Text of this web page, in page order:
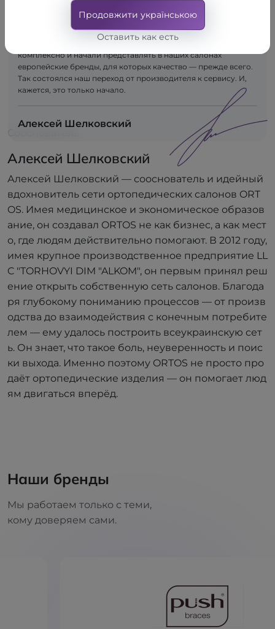
сопровождение, внимательный подбор. Так появился
«Ортос» — как сеть салонов, основанная на заботе и
комплексно и начали представлять в наших салонах
европейские бренды, для которых качество — прежде всего.
Так состоялся наш переход от производителя к сервису. И,
кажется, это только начало.
Алексей Шелковский
Алексей Шелковский
Алексей Шелковский — сооснователь и идейный
вдохновитель сети ортопедических салонов ORT
OS. Имея медицинское и экономическое образов
ание, он создавал ORTOS не как бизнес, а как мест
о, где людям действительно помогают. В 2012 году,
имея крупное производственное предприятие LL
C "TORHOVYI DIM "ALKOM", он первым принял реш
ение открыть собственную сеть салонов. Благода
ря глубокому пониманию процессов — от произв
одства до взаимодействия с конечным потребите
лем — ему удалось построить всеукраинскую сет
ь. Он знает, что такое боль, неуверенность и поис
ки выхода. Именно поэтому ORTOS не просто про
даёт ортопедические изделия — он помогает люд
ям двигаться вперёд.
Наши бренды
Мы работаем только с теми,
кому доверяем сами.
Продовжити українською
Оставить как есть